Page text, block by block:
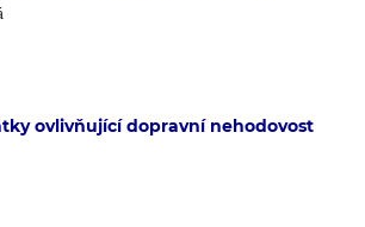
ovlivňující dopravní nehodovost